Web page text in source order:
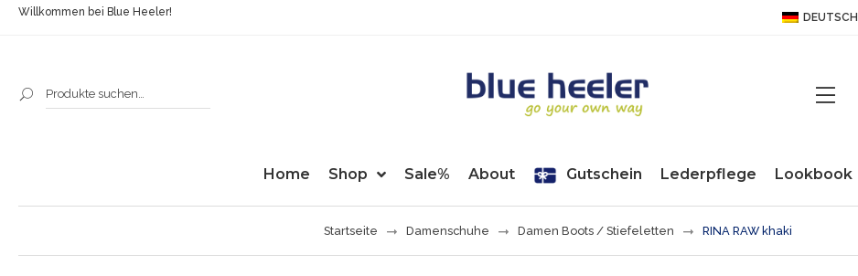
Willkommen bei Blue Heeler! DEUTSCH
Home Shop Sale% About Gutschein Lederpflege Lookbook
Startseite Damenschuhe Damen Boots / Stiefeletten RINA RAW khaki